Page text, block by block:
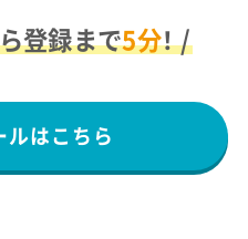
登録まで5分！ /
ルはこちら